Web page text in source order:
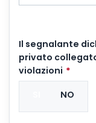
Il segnalante
privato
violazioni *
NO